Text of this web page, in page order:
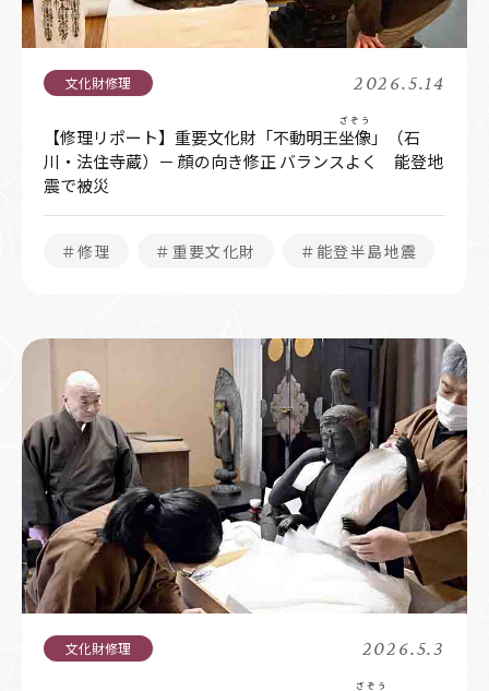
2026.5.14
【修理リポート】重要文化財「不動明王坐像
ざぞう
」（石
川・法住寺蔵）－ 顔の向き修正 バランスよく 能登地
震で被災
＃修理 ＃重要文化財 ＃能登半島地震
2026.5.3
ざぞう